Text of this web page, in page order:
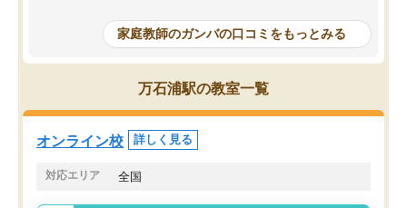
めて1年ほどだった今では平均点以上の
科目が増えてきました！あと1年受験ま
であるので無料の週末教室を使用しな
がら頑張って欲しいと思います！
問できるのでとても助か
家庭教師のガンバの口コミをもっとみる
万石浦駅の教室一覧
オンライン校 詳しく見る
対応エリア 全国